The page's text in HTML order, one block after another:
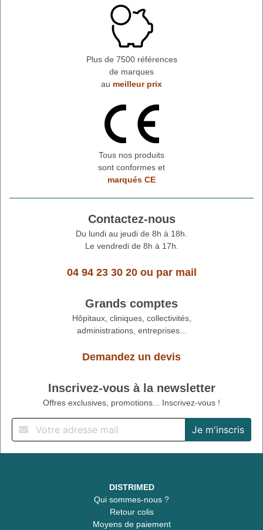
Plus de 7500 références
de marques
au meilleur prix
Tous nos produits
sont conformes et
marqués CE
Contactez-nous
Du lundi au jeudi de 8h à 18h.
Le vendredi de 8h à 17h.
04 94 23 30 20ou par mail
Grands comptes
Hôpitaux, cliniques, collectivités,
administrations, entreprises...
Demandez un devis
Inscrivez-vous à la newsletter
Offres exclusives, promotions... Inscrivez-vous !
DISTRIMED
Qui sommes-nous ?
Retour colis
Moyens de paiement